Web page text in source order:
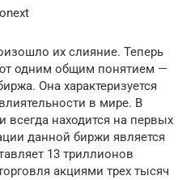
их слияние. Теперь
одним общим понятием —
Она характеризуется
в мире. В
всегда находится на первых
данной биржи является
13 триллионов
акциями трех тысяч